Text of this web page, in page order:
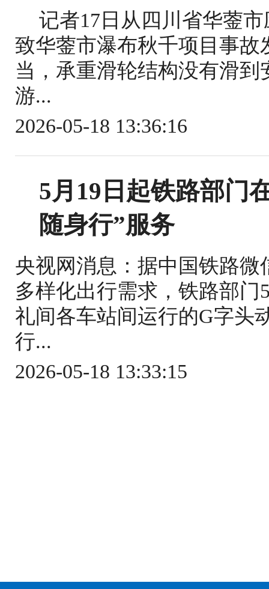
记者17日从四川省华蓥
致华蓥市瀑布秋千项目事
当，承重滑轮结构没有滑
游...
2026-05-18 13:36:16
5月19日起铁路部门
随身行”服务
央视网消息：据中国铁路
多样化出行需求，铁路部门
礼间各车站间运行的G字头
行...
2026-05-18 13:33:15